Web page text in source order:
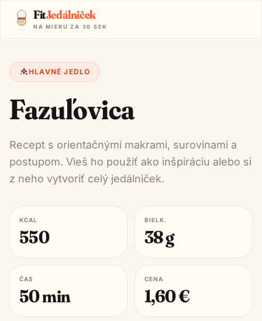
FitJedálniček
NA MIERU ZA 30 SEK
HLAVNÉ JEDLO
Fazuľovica
Recept s orientačnými makrami, surovinami a
postupom. Vieš ho použiť ako inšpiráciu alebo si
z neho vytvoriť celý jedálniček.
KCAL
550
BIELK.
38g
ČAS
50min
CENA
1,60€